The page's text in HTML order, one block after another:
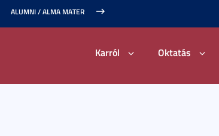
ALUMNI / ALMA MATER
Karról Oktatás